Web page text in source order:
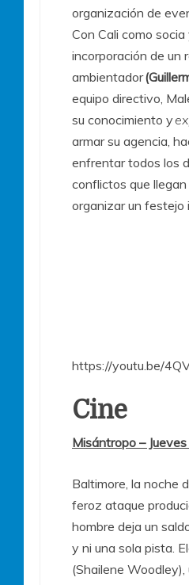
organización de
Con Cali como socia
incorporación de un
ambientador
equipo directivo,
su conocimiento y
armar su agencia,
enfrentar todos los
conflictos que
organizar un festejo
https://youtu.be/
Cine
Misántropo –
Baltimore, la noche
feroz ataque
hombre deja un
y ni una sola pista.
(Shailene Woodley),